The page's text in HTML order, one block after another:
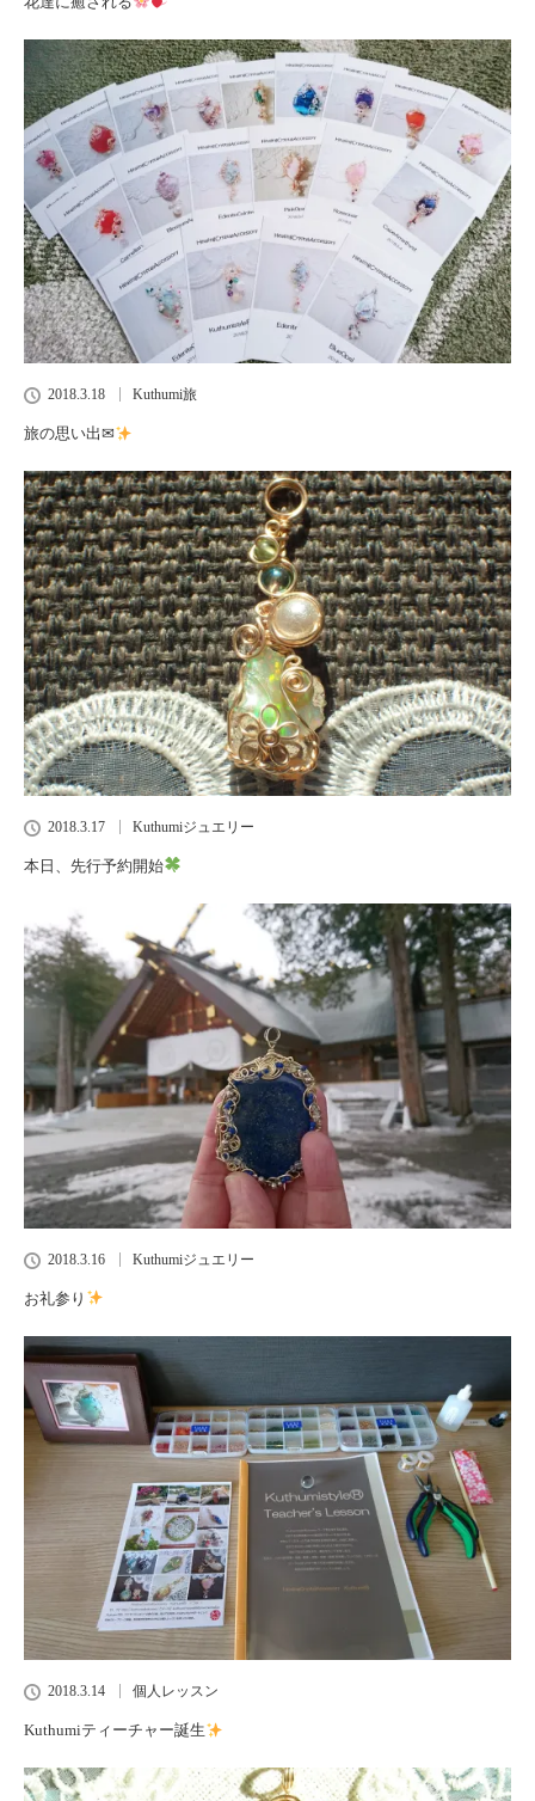
2018.3.18 Kuthumi旅
旅の思い出✉
2018.3.17 Kuthumiジュエリー
本日、先行予約開始
2018.3.16 Kuthumiジュエリー
お礼参り
2018.3.14 個人レッスン
Kuthumiティーチャー誕生